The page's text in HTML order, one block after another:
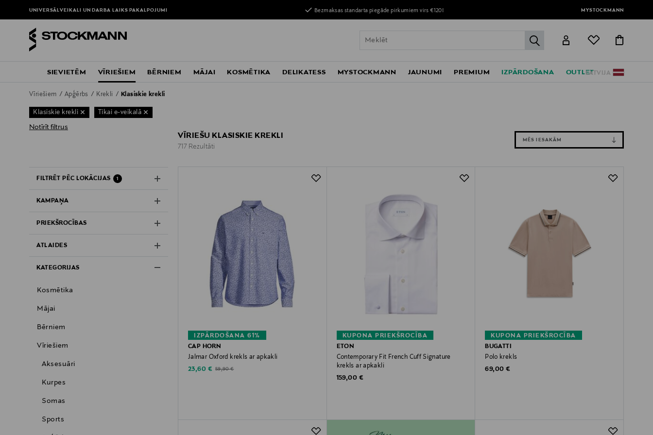
UNIVERSĀLVEIKALI UN DARBA LAIKSPAKALPOJUMI Bezmaksas standarta piegāde pirkumiem virs €120! MYSTOCKMANN
label.header.go
LATVIJA
SIEVIETĒM VĪRIEŠIEM BĒRNIEM MĀJAI KOSMĒTIKA DELIKATESS MYSTOCKMANN JAUNUMI PREMIUM IZPĀRDOŠANA OUTLET
Vīriešiem Apģērbs Krekli Klasiskie krekli
Klasiskie krekli Tikai e-veikalā
Notīrīt filtrus
FILTRĒT PĒC LOKĀCIJAS 1
KAMPAŅA
PRIEKŠROCĪBAS
ATLAIDES
KATEGORIJAS
Kosmētika
Mājai
Bērniem
Vīriešiem
Aksesuāri
Kurpes
Somas
Sports
VĪRIEŠU KLASISKIE KREKLI
717 Rezultāti
MĒS IESAKĀM
IZPĀRDOŠANA 61%
CAP HORN
Jalmar Oxford krekls ar apkakli
Discounted Price
23,60 € Original Price
59,90 €
KUPONA PRIEKŠROCĪBA
ETON
Contemporary Fit French Cuff Signature
krekls ar apkakli
Original Price
159,00 €
KUPONA PRIEKŠROCĪBA
BUGATTI
Polo krekls
Original Price
69,00 €